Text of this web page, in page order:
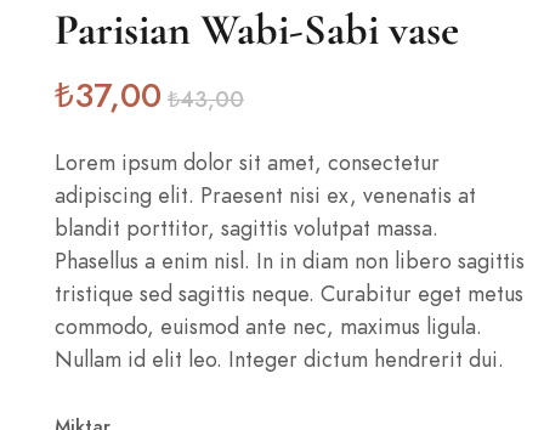
Parisian Wabi-Sabi vase
₺37,00 ₺43,00
Lorem ipsum dolor sit amet, consectetur
adipiscing elit. Praesent nisi ex, venenatis at
blandit porttitor, sagittis volutpat massa.
Phasellus a enim nisl. In in diam non libero sagittis
tristique sed sagittis neque. Curabitur eget metus
commodo, euismod ante nec, maximus ligula.
Nullam id elit leo. Integer dictum hendrerit dui.